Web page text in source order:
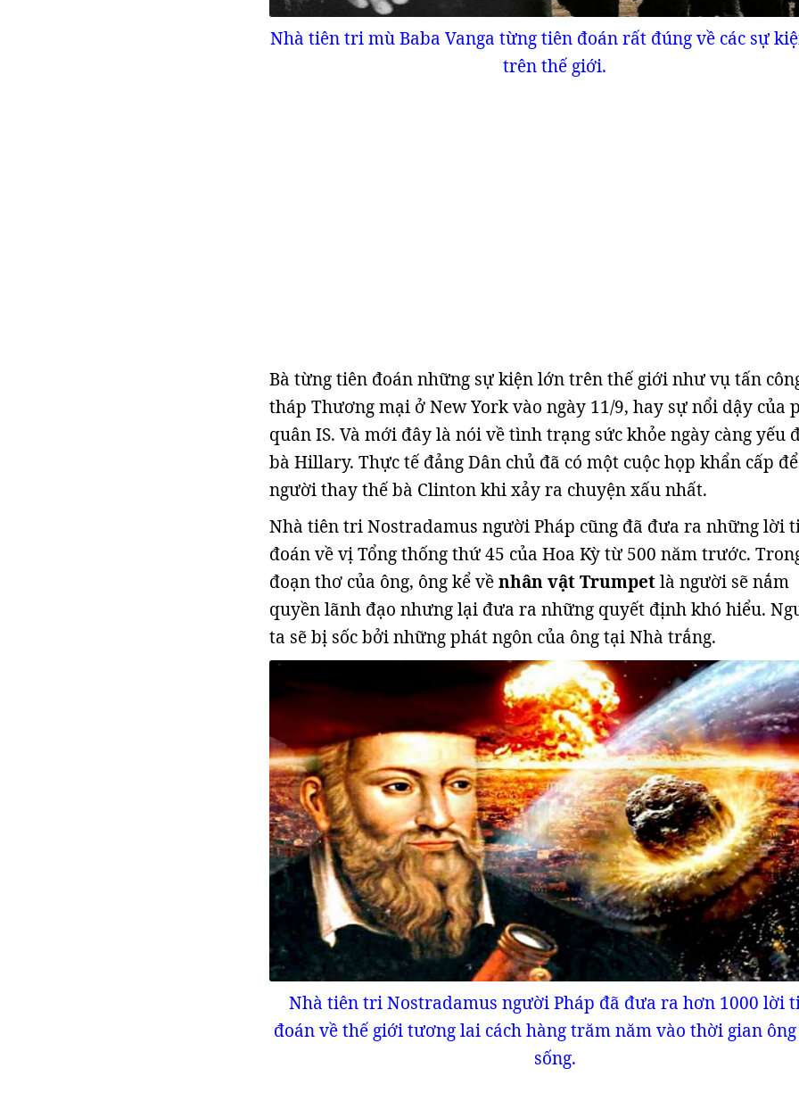
Nhà tiên tri mù Baba Vanga từng tiên đoán rất đúng về các sự
trên thế giới.
Bà từng tiên đoán những sự kiện lớn trên thế giới như vụ tấn
tháp Thương mại ở New York vào ngày 11/9, hay sự nổi dậy của
quân IS. Và mới đây là nói về tình trạng sức khỏe ngày càng yếu
bà Hillary. Thực tế đảng Dân chủ đã có một cuộc họp khẩn cấp
người thay thế bà Clinton khi xảy ra chuyện xấu nhất.
Nhà tiên tri Nostradamus người Pháp cũng đã đưa ra những lời
đoán về vị Tổng thống thứ 45 của Hoa Kỳ từ 500 năm trước.
đoạn thơ của ông, ông kể vềnhân vật Trumpetlà người sẽ nắm
quyền lãnh đạo nhưng lại đưa ra những quyết định khó hiểu.
ta sẽ bị sốc bởi những phát ngôn của ông tại Nhà trắng.
Nhà tiên tri Nostradamus người Pháp đã đưa ra hơn 1000 lời
đoán về thế giới tương lai cách hàng trăm năm vào thời gian
sống.